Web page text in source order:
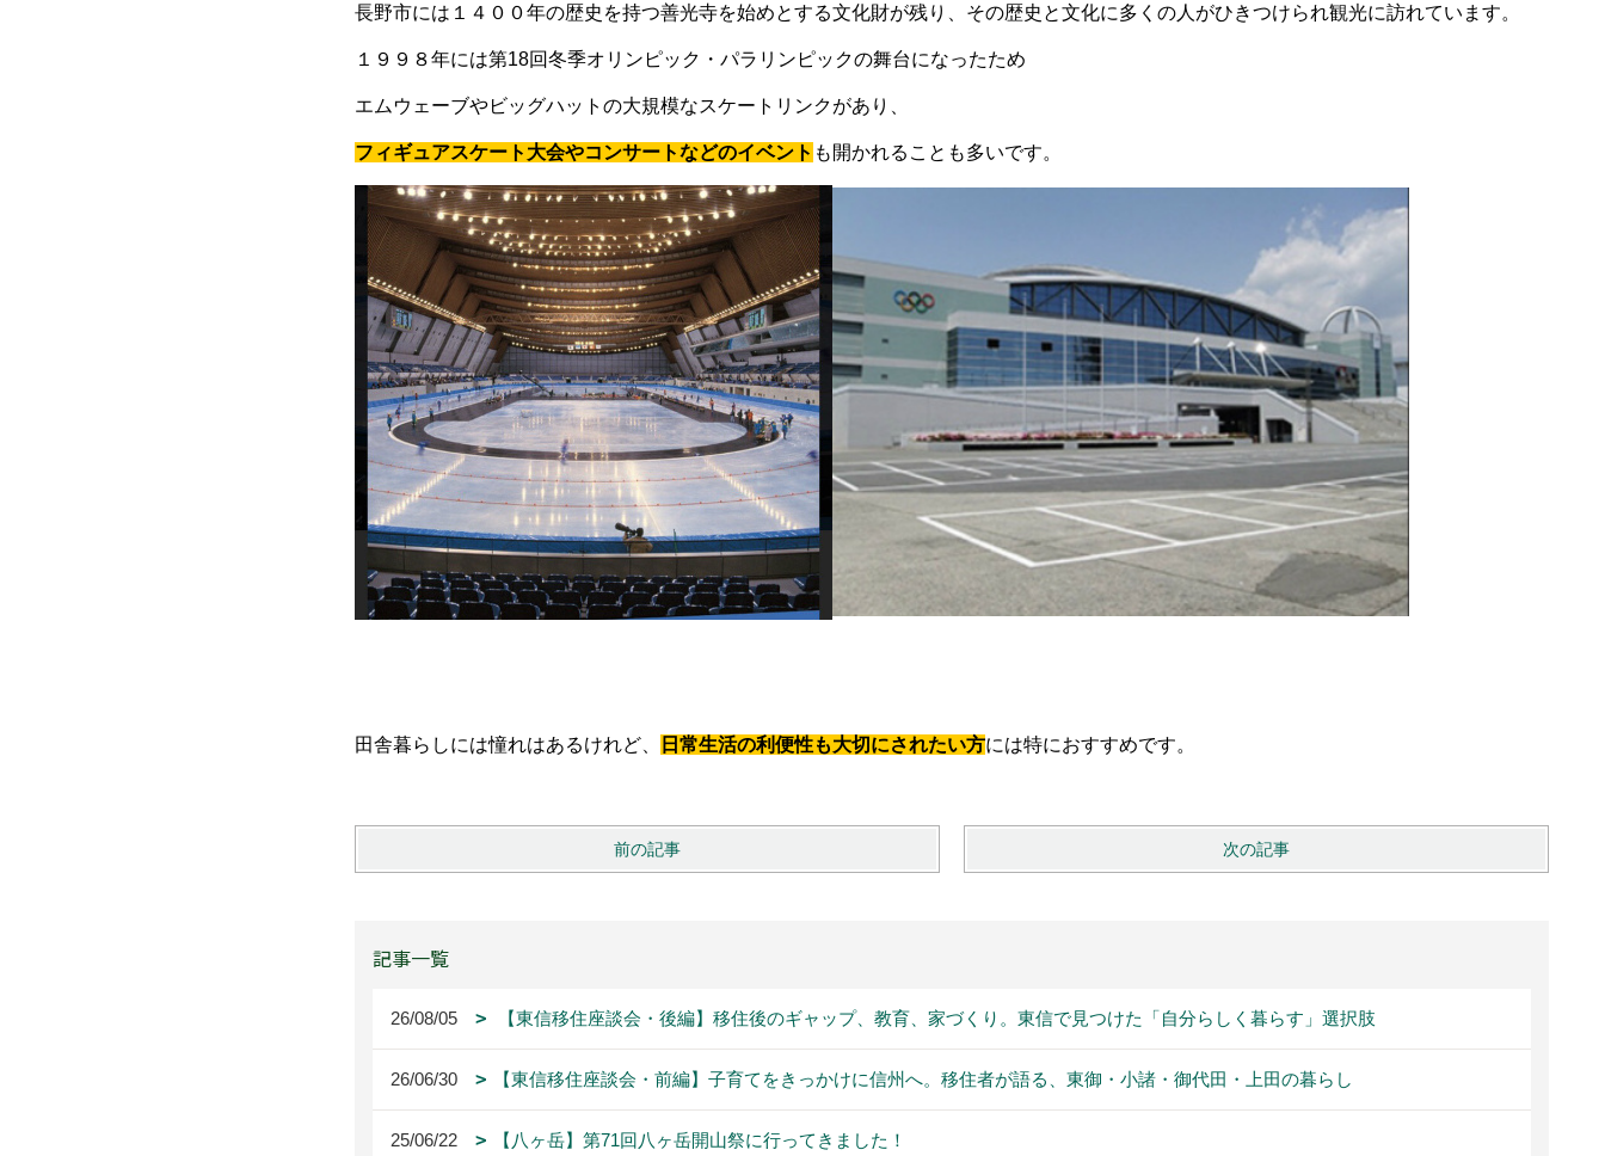
長野市には１４００年の歴史を持つ善光寺を始めとする文化財が残り、その歴史と文化に多くの人がひきつけられ観光に訪れています。
１９９８年には第18回冬季オリンピック・パラリンピックの舞台になったため
エムウェーブやビッグハットの大規模なスケートリンクがあり、
フィギュアスケート大会やコンサートなどのイベント も開かれることも多いです。
田舎暮らしには憧れはあるけれど、 日常生活の利便性も大切にされたい方には特におすすめです。
前の記事 次の記事
記事一覧
26/08/05 【東信移住座談会・後編】移住後のギャップ、教育、家づくり。東信で見つけた「自分らしく暮らす」選択肢
26/06/30 【東信移住座談会・前編】子育てをきっかけに信州へ。移住者が語る、東御・小諸・御代田・上田の暮らし
25/06/22 【八ヶ岳】第71回八ヶ岳開山祭に行ってきました！